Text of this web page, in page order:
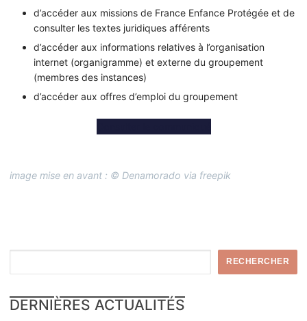
d’accéder aux missions de France Enfance Protégée et de
consulter les textes juridiques afférents
d’accéder aux informations relatives à l’organisation
internet (organigramme) et externe du groupement
(membres des instances)
d’accéder aux offres d’emploi du groupement
image mise en avant : © Denamorado via freepik
RECHERCHER
DERNIÈRES ACTUALITÉS